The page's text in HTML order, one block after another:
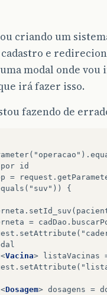
criando um
e
modal onde
irá fazer isso.
fazendo de
id
=
{
=
<Vacina> listaVacinas
<Dosagem> dosagens =